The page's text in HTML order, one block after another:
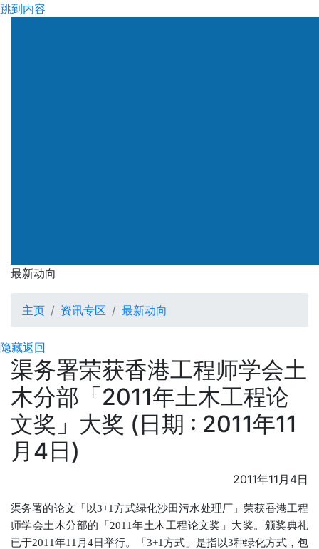
跳到内容
最新动向
最新动向
主页 资讯专区 最新动向
隐藏返回
渠务署荣获香港工程师学会土
木分部「2011年土木工程论
文奖」大奖 (日期 : 2011年11
月4日)
2011年11月4日
渠务署的论文「以3+1方式绿化沙田污水处理厂」荣获香港工程
师学会土木分部的「2011年土木工程论文奖」大奖。颁奖典礼
已于2011年11月4日举行。「3+1方式」是指以3种绿化方式，包